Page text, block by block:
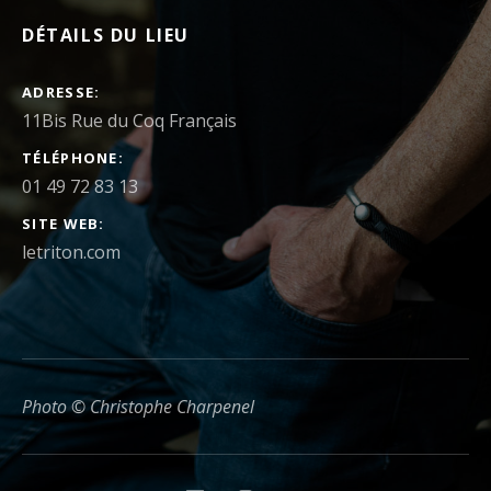
DÉTAILS DU LIEU
ADRESSE
TÉLÉPHONE
01 49 72 83 13
SITE WEB
letriton.com
Photo © Christophe Charpenel